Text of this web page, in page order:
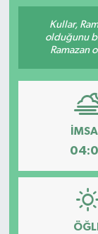
Kullar,
olduğunu
Ramazan